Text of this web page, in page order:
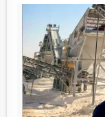
сценарии за